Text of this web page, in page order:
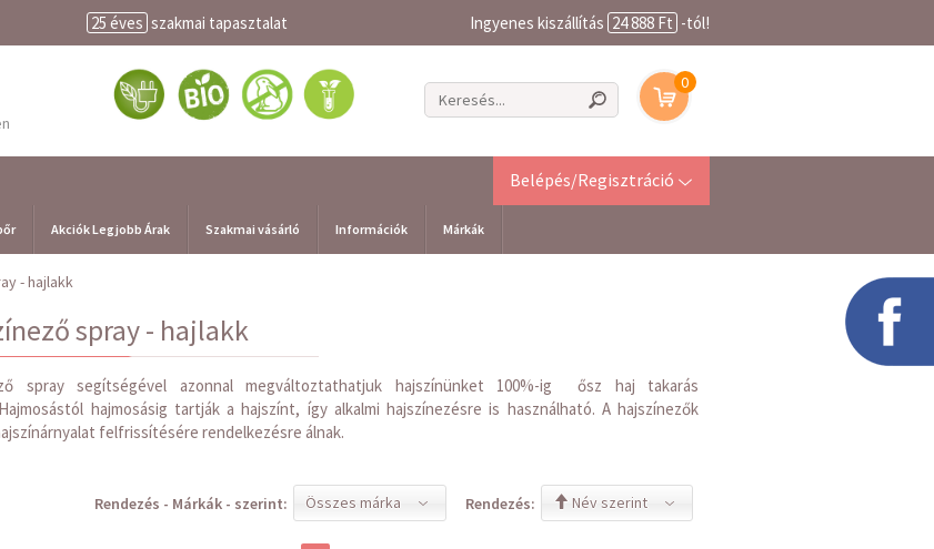
25 éves szakmai tapasztalat Ingyenes kiszállítás 24 888 Ft -tól!
0
Belépés/Regisztráció
Akciók Legjobb Árak Szakmai vásárló Információk Márkák
- hajlakk
spray - hajlakk
spray segítségével azonnal megváltoztathatjuk hajszínünket 100%-ig ősz haj takarás
hajmosásig tartják a hajszínt, így alkalmi hajszínezésre is használható. A hajszínezők
felfrissítésére rendelkezésre álnak.
Név szerint
Rendezés:
Összes márka
Rendezés - Márkák - szerint: